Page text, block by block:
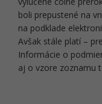
boli prepustené na
na podklade
Avšak stále platí –
Informácie o
aj o vzore zoznamu